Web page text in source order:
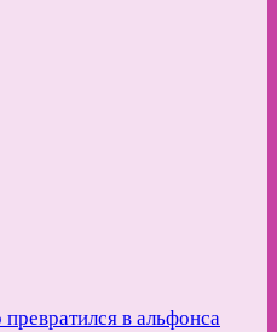
в альфонса